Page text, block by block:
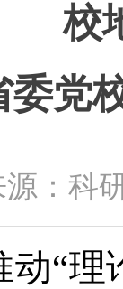
校
党校
源：
动“